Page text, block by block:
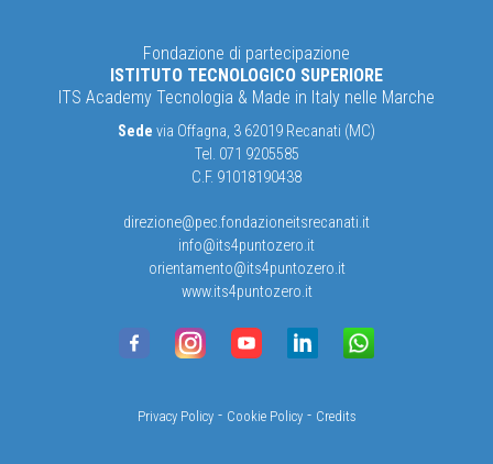
Fondazione di partecipazione
ISTITUTO TECNOLOGICO SUPERIORE
ITS Academy Tecnologia & Made in Italy nelle Marche
Sede via Offagna, 3 62019 Recanati (MC)
Tel. 071 9205585
C.F. 91018190438
direzione@pec.fondazioneitsrecanati.it
info@its4puntozero.it
orientamento@its4puntozero.it
www.its4puntozero.it
Privacy Policy- Cookie Policy- Credits